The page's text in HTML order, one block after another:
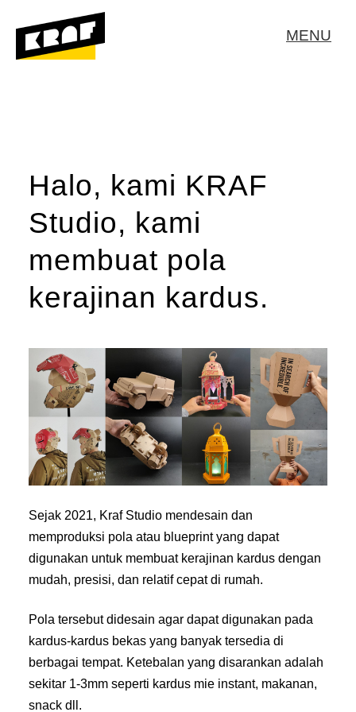
MENU
Halo, kami KRAF
Studio, kami
membuat pola
kerajinan kardus.
Sejak 2021, Kraf Studio mendesain dan
memproduksi pola atau blueprint yang dapat
digunakan untuk membuat kerajinan kardus dengan
mudah, presisi, dan relatif cepat di rumah.
Pola tersebut didesain agar dapat digunakan pada
kardus-kardus bekas yang banyak tersedia di
berbagai tempat. Ketebalan yang disarankan adalah
sekitar 1-3mm seperti kardus mie instant, makanan,
snack dll.